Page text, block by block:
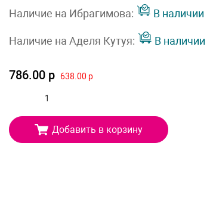
Наличие на Ибрагимова: В наличии
Наличие на Аделя Кутуя: В наличии
786.00 р 638.00 р
Добавить в корзину